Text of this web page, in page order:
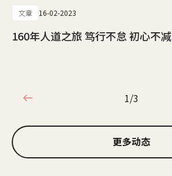
文章 16-02-2023
160年人道之旅 笃行不怠 初心不减
1/3
1/3
更多动态